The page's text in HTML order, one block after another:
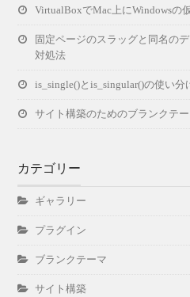
VirtualBoxでMac上にWindowsの
固定ページのスラッグと同名の
対処法
is_single()とis_singular()の使い分
サイト構築のためのブランクテー
カテゴリー
ギャラリー
プラグイン
ブランクテーマ
サイト構築